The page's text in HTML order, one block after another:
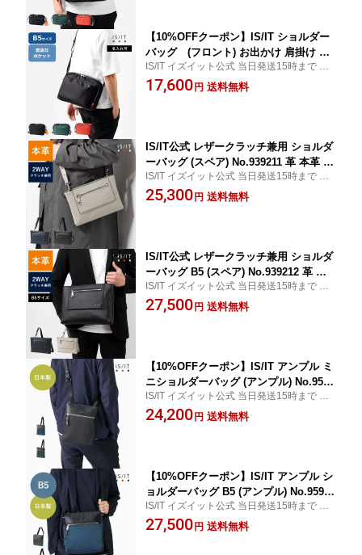
【10%OFFクーポン】IS/IT ショルダー
バッグ (フロント) お出かけ 肩掛け ポ
ケット たくさん 機能 収納 斜め掛け 斜
めがけ 肩がけ 縦型 メンズ 男性 カジュ
IS/IT イズイット公式 当日発送15時まで 無
料ギフトサービス
17,600円 送料無料
IS/IT公式 レザークラッチ兼用 ショルダ
ーバッグ (スペア) No.939211 革 本革 牛
革 2WAY 小さいカバン 小さめ コンパク
ト カジュアルバッグ お出掛け 斜め掛け
IS/IT イズイット公式 当日発送15時まで 無
料ギフトサービス
25,300円 送料無料
IS/IT公式 レザークラッチ兼用 ショルダ
ーバッグ B5 (スペア) No.939212 革 本
革 牛革 2WAY 小さいカバン 小さめ コ
ンパクト カジュアルバッグ お出掛け 斜
IS/IT イズイット公式 当日発送15時まで 無
料ギフトサービス
27,500円 送料無料
【10%OFFクーポン】IS/IT アンプル ミ
ニショルダーバッグ (アンプル) No.9591
01 お出かけ 小さい 小さい鞄 ミニ コン
パクト 斜め掛け 斜めがけ 肩がけ 縦型
IS/IT イズイット公式 当日発送15時まで 無
料ギフトサービス
24,200円 送料無料
【10%OFFクーポン】IS/IT アンプル シ
ョルダーバッグ B5 (アンプル) No.95910
2 お出かけ 小さい 小さい鞄 ミニ コンパ
クト 斜め掛け 斜めがけ 肩がけ 縦型 メ
IS/IT イズイット公式 当日発送15時まで 無
料ギフトサービス
27,500円 送料無料